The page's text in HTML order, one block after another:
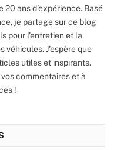
20 ans d'expérience. Basé
je partage sur ce blog
pour l'entretien et la
véhicules. J'espère que
utiles et inspirants.
commentaires et à
!